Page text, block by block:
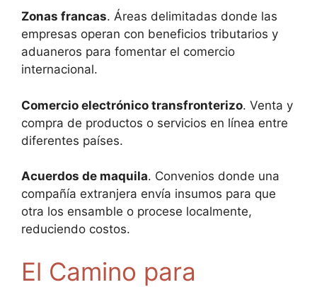
Zonas francas. Áreas delimitadas donde las
empresas operan con beneficios tributarios y
aduaneros para fomentar el comercio
internacional.
Comercio electrónico transfronterizo. Venta y
compra de productos o servicios en línea entre
diferentes países.
Acuerdos de maquila. Convenios donde una
compañía extranjera envía insumos para que
otra los ensamble o procese localmente,
reduciendo costos.
El Camino para